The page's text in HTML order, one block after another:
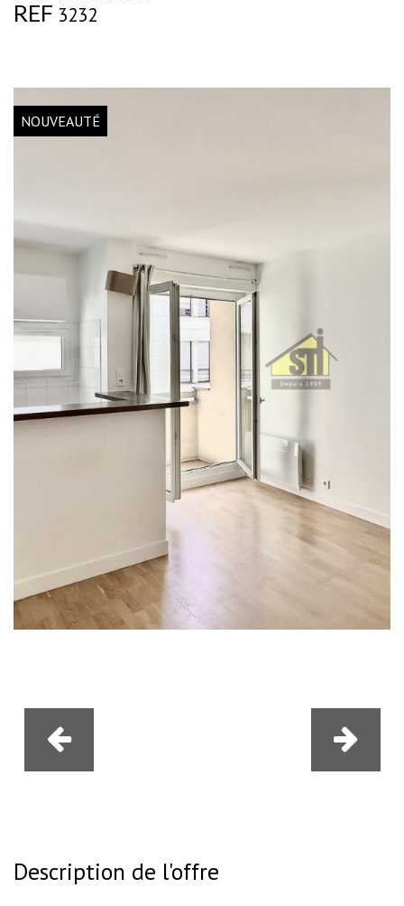
REF 3232
NOUVEAUTÉ
Description de l'offre